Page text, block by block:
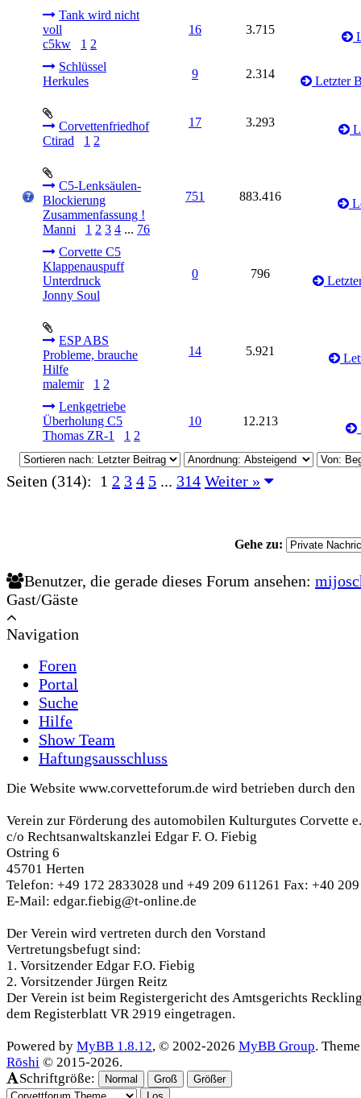
Tank wird nicht
voll
c5kw
1 2
16 3.715
Schlüssel
Herkules
9 2.314
Letzter
Corvettenfriedhof
Ctirad
1 2
17 3.293
C5-Lenksäulen-
Blockierung
Zusammenfassung !
Manni
1 2 3 4 ... 76
751 883.416
Corvette C5
Klappenauspuff
Unterdruck
Jonny Soul
0 796
ESP ABS
Probleme, brauche
Hilfe
malemir
1 2
14 5.921
Lenkgetriebe
Überholung C5
Thomas ZR-1
1 2
10 12.213
Seiten (314): 1 2 3 4 5 ... 314 Weiter »
Gehe zu:
Benutzer, die gerade dieses Forum ansehen:
Gast/Gäste
Navigation
Foren
Portal
Suche
Hilfe
Show Team
Haftungsausschluss
Die Website www.corvetteforum.de wird betrieben durch den
Verein zur Förderung des automobilen Kulturgutes Corvette
c/o Rechtsanwaltskanzlei Edgar F. O. Fiebig
Ostring 6
45701 Herten
Telefon: +49 172 2833028 und +49 209 611261 Fax: +40
E-Mail: edgar.fiebig@t-online.de
Der Verein wird vertreten durch den Vorstand
Vertretungsbefugt sind:
1. Vorsitzender Edgar F.O. Fiebig
2. Vorsitzender Jürgen Reitz
Der Verein ist beim Registergericht des Amtsgerichts
dem Registerblatt VR 2919 eingetragen.
Powered by MyBB 1.8.12, © 2002-2026 MyBB Group.
Rōshi © 2015-2026.
Schriftgröße:
Normal Groß Größer